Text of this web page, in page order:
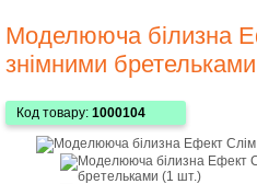
Моделююча білизна
знімними
Код товару: 1000104